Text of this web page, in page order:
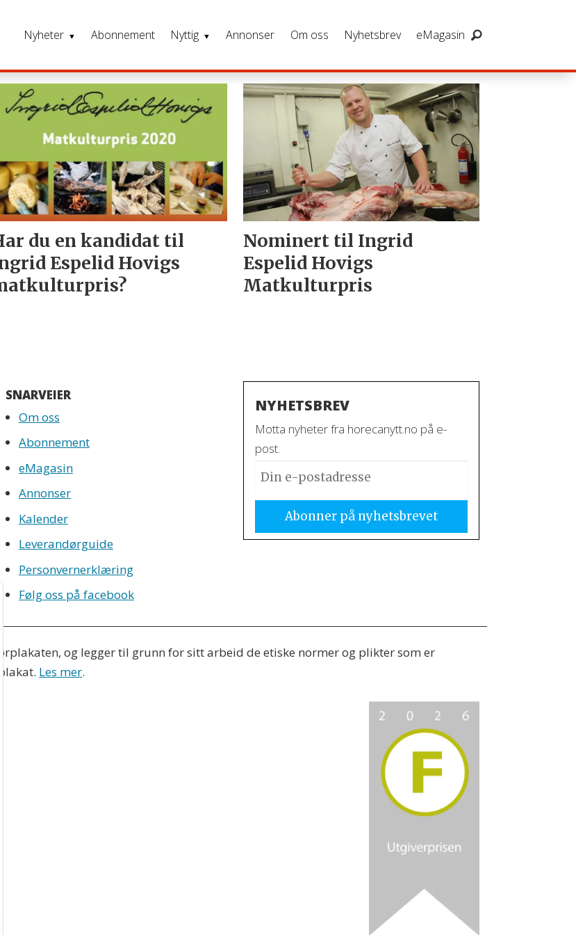
Nyheter Abonnement Nyttig Annonser Om oss Nyhetsbrev eMagasin
du en kandidat til
Espelid Hovigs
Nominert til Ingrid
Espelid Hovigs
Matkulturpris
SNARVEIER
Om oss
Abonnement
eMagasin
Annonser
Kalender
Leverandørguide
Personvernerklæring
Følg oss på facebook
NYHETSBREV
Motta nyheter fra horecanytt.no på e-
post.
og legger til grunn for sitt arbeid de etiske normer og plikter som er
Les mer.